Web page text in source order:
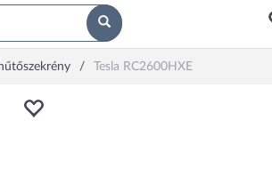
Tesla RC2600HXE